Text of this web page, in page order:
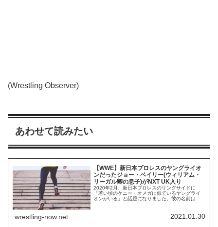
(Wrestling Observer)
あわせて読みたい
【WWE】新日本プロレスのヤングライオ
ンだったジョー・ベイリー(ウィリアム・
リーガル卿の息子)がNXT UK入り
2020年2月、新日本プロレスのリングサイドに
「若い頃のケニー・オメガに似ているヤングライ
オンがいる」と話題になりました。彼の名前はジ
たにNXT UKのロースターに加わった選手たちの一
覧を発表しました。 里村明衣子 トニー・ギル メテ
wrestling-now.net 2021.01.30